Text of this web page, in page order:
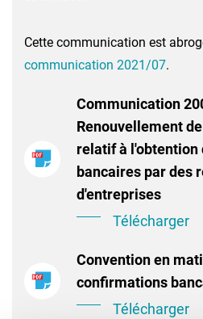
Cette communication est
communication 2021/07.
Communication
Renouvellement
relatif à
bancaires par des
d'entreprises
Télécharger
Convention en
confirmations
Télécharger